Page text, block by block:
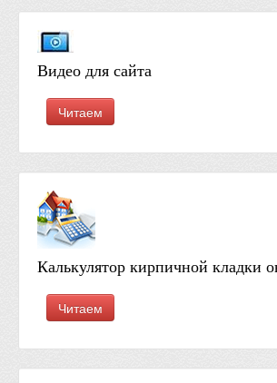
Видео для сайта
Читаем
Калькулятор кирпичной кладки
Читаем